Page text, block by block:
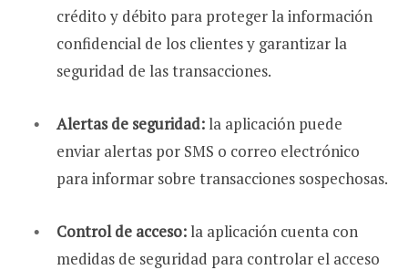
crédito y débito para proteger la información
confidencial de los clientes y garantizar la
seguridad de las transacciones.
Alertas de seguridad: la aplicación puede
enviar alertas por SMS o correo electrónico
para informar sobre transacciones sospechosas.
Control de acceso: la aplicación cuenta con
medidas de seguridad para controlar el acceso